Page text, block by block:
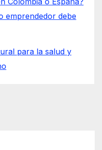
emprendedor debe
para la salud y